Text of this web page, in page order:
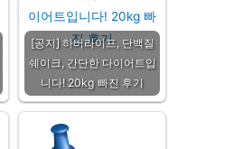
[공지] 하버라이프, 단백질
쉐이크, 간단한 다이어트입
니다! 20kg 빠진 후기